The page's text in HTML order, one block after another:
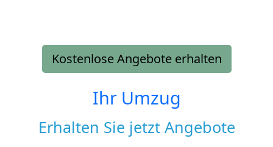
Kostenlose Angebote erhalten
Ihr Umzug
Erhalten Sie jetzt Angebote